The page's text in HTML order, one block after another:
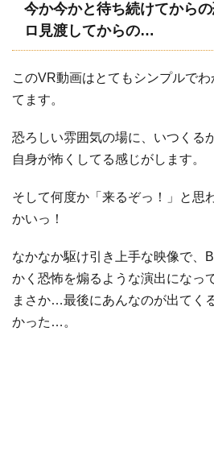
今か今かと待ち続けてから
ロ見渡してからの…
このVR動画はとてもシンプルで
てます。
恐ろしい雰囲気の場に、いつくる
自身が怖くしてる感じがします。
そして何度か「来るぞっ！」と思
かいっ！
なかなか駆け引き上手な映像で、
かく恐怖を煽るような演出になっ
まさか…最後にあんなのが出てく
かった…。